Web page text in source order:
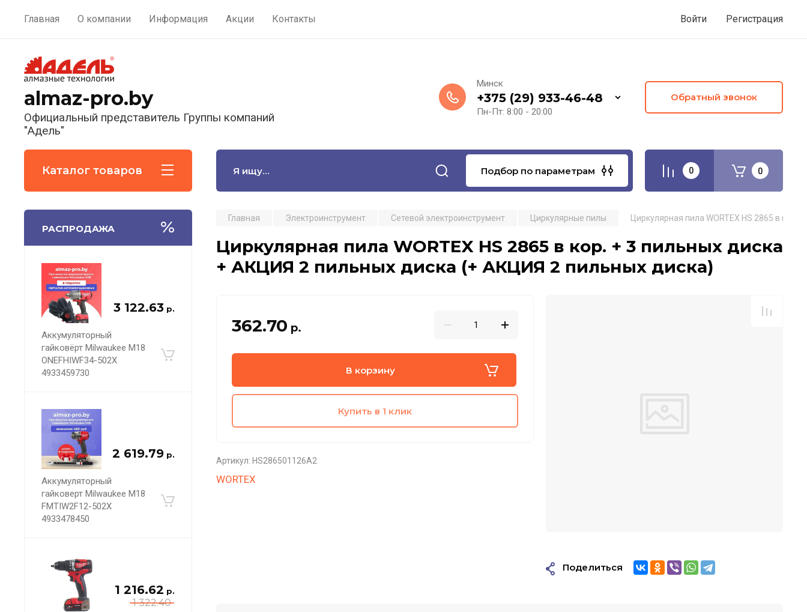
Главная О компании Информация Акции Контакты Войти Регистрация
almaz-pro.by
Официальный представитель Группы компаний
"Адель"
Минск
+375 (29) 933-46-48
Пн-Пт: 8:00 - 20:00
Обратный звонок
Каталог товаров Подбор по параметрам 0 0
РАСПРОДАЖА
3 122.63 р.
Аккумуляторный
гайковёрт Milwaukee M18
ONEFHIWF34-502X
4933459730
2 619.79 р.
Аккумуляторный
гайковерт Milwaukee M18
FMTIW2F12-502X
4933478450
1 322.40
1 216.62 р.
Главная Электроинструмент Сетевой электроинструмент Циркулярные пилы Циркулярная пила WORTEX HS 2865 в
Циркулярная пила WORTEX HS 2865 в кор. + 3 пильных диска
+ АКЦИЯ 2 пильных диска (+ АКЦИЯ 2 пильных диска)
362.70 р.
В корзину
Купить в 1 клик
Артикул: HS286501126A2
WORTEX
Поделиться